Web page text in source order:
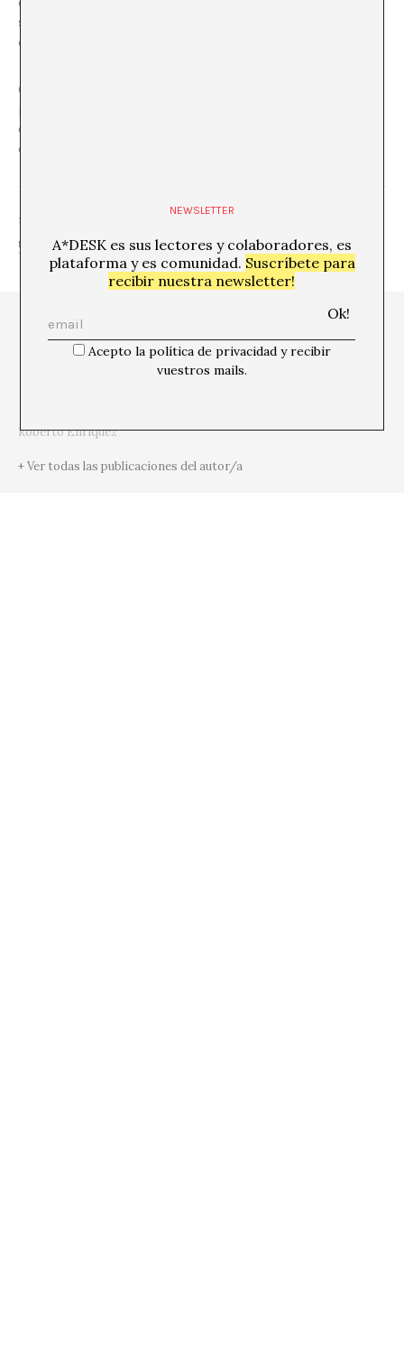
soñador hacia otro café, para pedir prestado un franco y
comprar papel.”
Gracias a Herbert Lottman por su “Amedeo Modigliani,
príncipe de Montparnasse”. La historia de una vida
corta, un hallazgo tardío y una enorme revelación: la voz
de Beatriz Hastings.
SHARE
Roberto Enríquez
+ Ver todas las publicaciones del autor/a
NEWSLETTER
A*DESK es sus lectores y colaboradores, es
plataforma y es comunidad. Suscríbete para
recibir nuestra newsletter!
Acepto la política de privacidad y recibir
vuestros mails.